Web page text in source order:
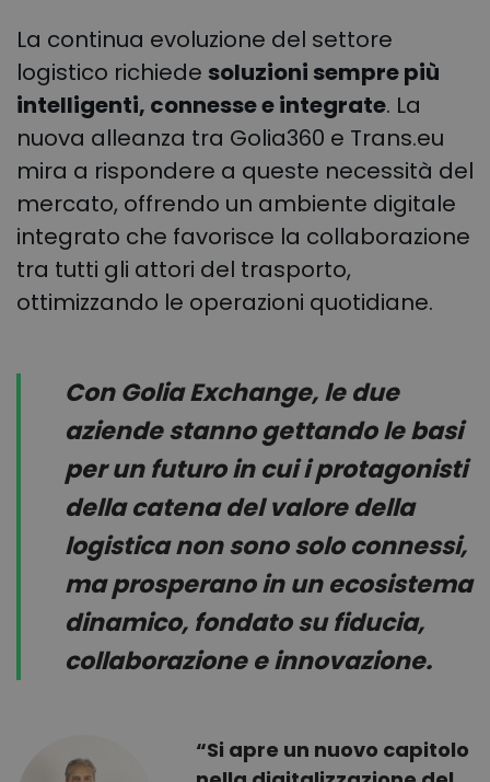
La continua evoluzione del settore
logistico richiede soluzioni sempre più
intelligenti, connesse e integrate. La
nuova alleanza tra Golia360 e Trans.eu
mira a rispondere a queste necessità del
mercato, offrendo un ambiente digitale
integrato che favorisce la collaborazione
tra tutti gli attori del trasporto,
ottimizzando le operazioni quotidiane.
Con Golia Exchange, le due
aziende stanno gettando le basi
per un futuro in cui i protagonisti
della catena del valore della
logistica non sono solo connessi,
ma prosperano in un ecosistema
dinamico, fondato su fiducia,
collaborazione e innovazione.
“Si apre un nuovo capitolo